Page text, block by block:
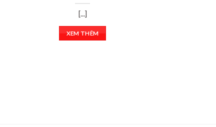
[...]
XEM THÊM